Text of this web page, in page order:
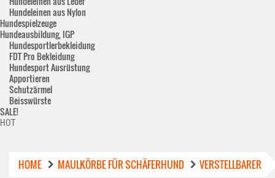
Hundeleinen aus Nylon
Hundespielzeuge
Hundeausbildung, IGP
Hundesportlerbekleidung
FDT Pro Bekleidung
Hundesport Ausrüstung
Apportieren
Schutzärmel
Beisswürste
SALE!
HOT
HOME MAULKÖRBE FÜR SCHÄFERHUND
VERSTELLBARER